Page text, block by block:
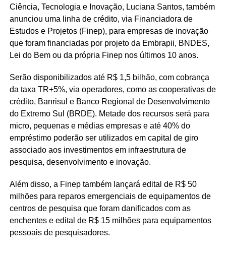
Ciência, Tecnologia e Inovação, Luciana Santos, também
anunciou uma linha de crédito, via Financiadora de
Estudos e Projetos (Finep), para empresas de inovação
que foram financiadas por projeto da Embrapii, BNDES,
Lei do Bem ou da própria Finep nos últimos 10 anos.
Serão disponibilizados até R$ 1,5 bilhão, com cobrança
da taxa TR+5%, via operadores, como as cooperativas de
crédito, Banrisul e Banco Regional de Desenvolvimento
do Extremo Sul (BRDE). Metade dos recursos será para
micro, pequenas e médias empresas e até 40% do
empréstimo poderão ser utilizados em capital de giro
associado aos investimentos em infraestrutura de
pesquisa, desenvolvimento e inovação.
Além disso, a Finep também lançará edital de R$ 50
milhões para reparos emergenciais de equipamentos de
centros de pesquisa que foram danificados com as
enchentes e edital de R$ 15 milhões para equipamentos
pessoais de pesquisadores.